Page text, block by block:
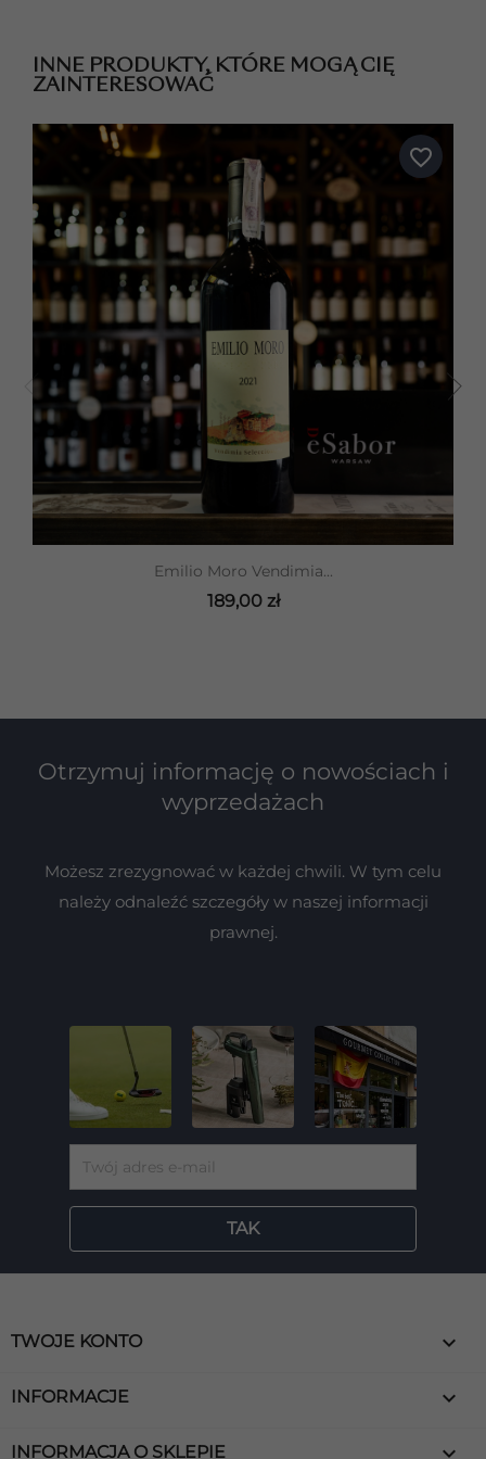
INNE PRODUKTY, KTÓRE MOGĄ CIĘ
ZAINTERESOWAĆ
Emilio Moro Vendimia...
189,00 zł
favorite_border
Otrzymuj informację o nowościach i
wyprzedażach
Możesz zrezygnować w każdej chwili. W tym celu
należy odnaleźć szczegóły w naszej informacji
prawnej.
TWOJE KONTO 
INFORMACJE 
INFORMACJA O SKLEPIE keyboard_arrow_down